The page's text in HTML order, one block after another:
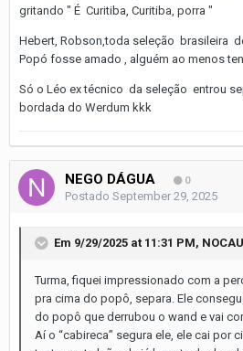
gritando " É Curitiba, Curitiba, porra "
Hebert, Robson,toda seleção brasileira
Popó fosse amado , alguém ao menos
Só o Léo ex técnico da seleção entrou
bordada do Werdum kkk
NEGO DÁGUA 0
Postado September 29, 2025
Em 9/29/2025 at 11:31 PM,
Turma, fiquei impressionado com a
pra cima do popô, separa. Ele
do popô que derrubou o wand e vai
Aí o “cabireca” segura ele, ele cai por